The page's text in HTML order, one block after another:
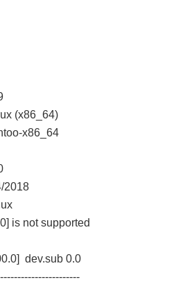
(x86_64)
x86_64
2018
is not supported
dev.sub 0.0
: 0